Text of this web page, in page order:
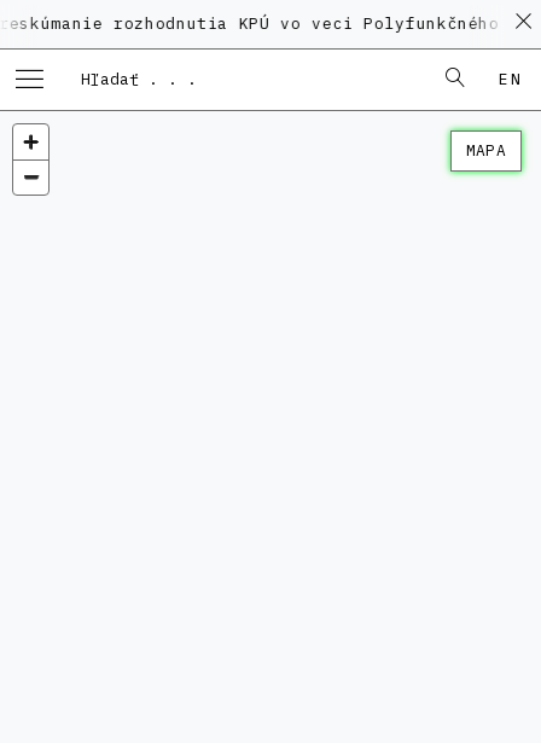
rozhodnutia KPÚ vo veci Polyfunkčného domu na
EN
MAPA